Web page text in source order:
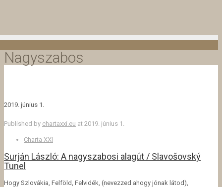
Nagyszabos
2019. június 1.
Published by chartaxxi.eu at 2019. június 1.
Charta XXI
Surján László: A nagyszabosi alagút / Slavošovský
Tunel
Hogy Szlovákia, Felföld, Felvidék, (nevezzed ahogy jónak látod),